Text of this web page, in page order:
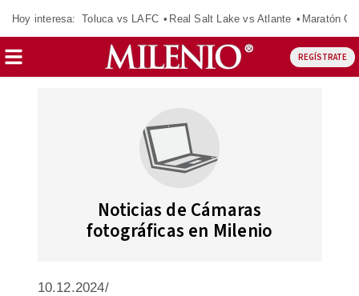
Hoy interesa: Toluca vs LAFC Real Salt Lake vs Atlante Maratón
REGÍSTRATE
Noticias de Cámaras
fotográficas en Milenio
10.12.2024/